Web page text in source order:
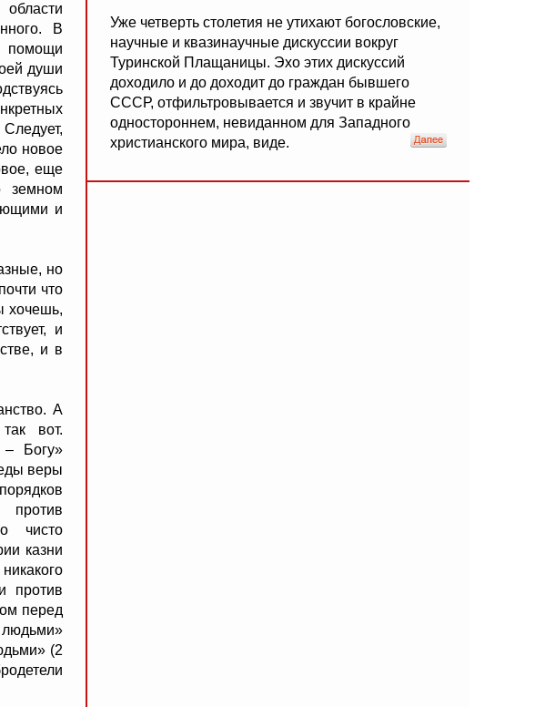
В
помощи
души
новое
еще
земном
и
но
что
хочешь,
и
и в
А
вот.
– Богу»
веры
против
чисто
казни
против
перед
(2
Уже четверть столетия не утихают богословские,
научные и квазинаучные дискуссии вокруг
Туринской Плащаницы. Эхо этих дискуссий
доходило и до доходит до граждан бывшего
СССР, отфильтровывается и звучит в крайне
одностороннем, невиданном для Западного
христианского мира, виде.